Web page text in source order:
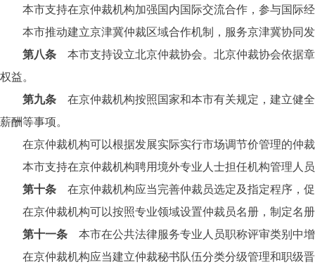
本市支持在京仲裁机构加强国内国际交流合作，参与国际
本市推动建立京津冀仲裁区域合作机制，服务京津冀协同
第八条 本市支持设立北京仲裁协会。北京仲裁协会依据
权益。
第九条 在京仲裁机构按照国家和本市有关规定，建立健
薪酬等事项。
在京仲裁机构可以根据发展实际实行市场调节价管理的仲
本市支持在京仲裁机构聘用境外专业人士担任机构管理人
第十条 在京仲裁机构应当完善仲裁员选定及指定程序，
在京仲裁机构可以按照专业领域设置仲裁员名册，制定名册
第十一条 本市在公共法律服务专业人员职称评审类别中
在京仲裁机构应当建立仲裁秘书队伍分类分级管理和职级